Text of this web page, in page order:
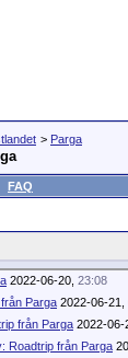
> Parga
FAQ
2022-06-20, 23:08
Parga 2022-06-21,
från Parga 2022-06-
Roadtrip från Parga